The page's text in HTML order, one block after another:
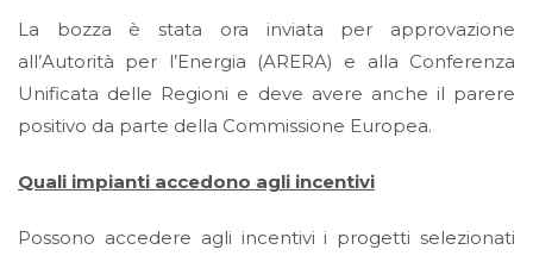
La bozza è stata ora inviata per approvazione
all’Autorità per l’Energia (ARERA) e alla Conferenza
Unificata delle Regioni e deve avere anche il parere
positivo da parte della Commissione Europea.
Quali impianti accedono agli incentivi
Possono accedere agli incentivi i progetti selezionati